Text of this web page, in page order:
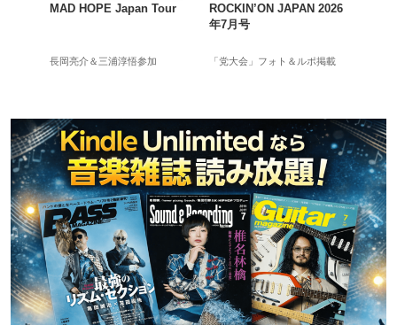
ROCKIN’ON JAPAN 2026
「党大会」フォト＆ルポ掲載
禁じ手 アナログ盤
初回生産限定アナログ盤